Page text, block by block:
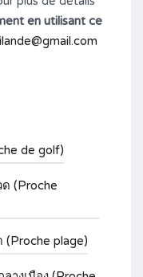
en utilisant ce
de golf)
ด (Proche
(Proche plage)